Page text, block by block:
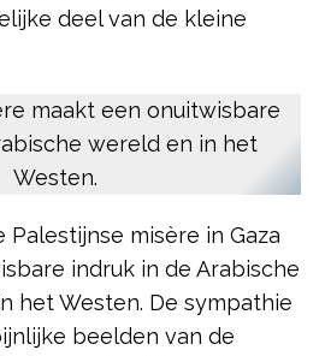
deel van de kleine
maakt een onuitwisbare
wereld en in het
Westen.
misère in Gaza
indruk in de Arabische
het Westen. De sympathie
beelden van de